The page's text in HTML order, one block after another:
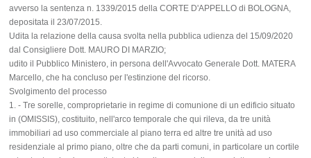
avverso la sentenza n. 1339/2015 della CORTE D'APPELLO di BOLOGNA,
depositata il 23/07/2015.
Udita la relazione della causa svolta nella pubblica udienza del 15/09/2020
dal Consigliere Dott. MAURO DI MARZIO;
udito il Pubblico Ministero, in persona dell'Avvocato Generale Dott. MATERA
Marcello, che ha concluso per l'estinzione del ricorso.
Svolgimento del processo
1. - Tre sorelle, comproprietarie in regime di comunione di un edificio situato
in (OMISSIS), costituito, nell'arco temporale che qui rileva, da tre unità
immobiliari ad uso commerciale al piano terra ed altre tre unità ad uso
residenziale al primo piano, oltre che da parti comuni, in particolare un cortile